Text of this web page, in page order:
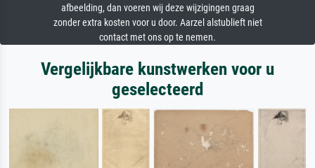
afbeelding, dan voeren wij deze wijzigingen graag
zonder extra kosten voor u door. Aarzel alstublieft niet
contact met ons op te nemen.
Vergelijkbare kunstwerken voor u
geselecteerd